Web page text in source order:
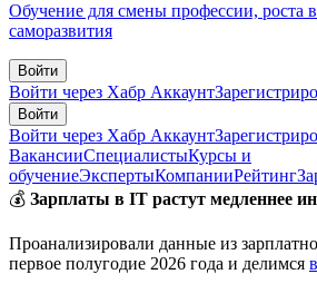
Обучение для смены профессии, роста в
саморазвития
Войти
Войти через Хабр Аккаунт
Войти
Войти через Хабр Аккаунт
ВакансииСпециалистыКурсы и
обучениеЭкспертыКомпанииРейтинг
💰 Зарплаты в IT растут медленнее
Проанализировали данные из
первое полугодие 2026 года и делимся